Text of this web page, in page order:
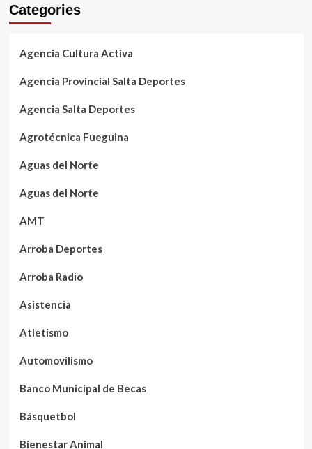
Categories
Agencia Cultura Activa
Agencia Provincial Salta Deportes
Agencia Salta Deportes
Agrotécnica Fueguina
Aguas del Norte
Aguas del Norte
AMT
Arroba Deportes
Arroba Radio
Asistencia
Atletismo
Automovilismo
Banco Municipal de Becas
Básquetbol
Bienestar Animal